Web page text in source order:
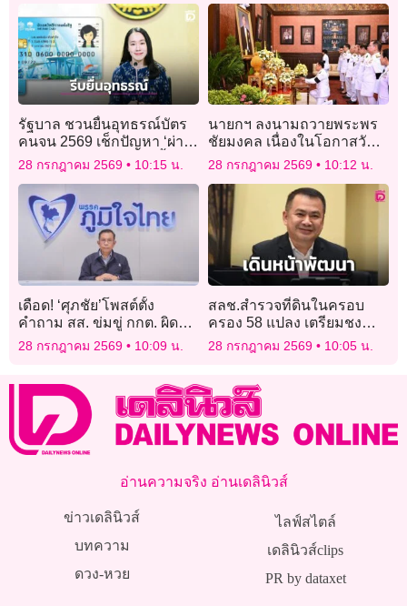
รัฐบาล ชวนยื่นอุทธรณ์บัตร
คนจน 2569 เช็กปัญหา ‘ผ่าน-
ไม่ผ่าน’ รับสิทธิ 1 ต.ค.นี้
28 กรกฎาคม 2569 10:15 น.
นายกฯ ลงนามถวายพระพร
ชัยมงคล เนื่องในโอกาสวัน
เฉลิมพระชนมพรรษา
พระบาทสมเด็จพระเจ้าอยู่หัว
28 กรกฎาคม 2569 10:12 น.
เดือด! ‘ศุภชัย’โพสต์ตั้ง
คำถาม สส. ข่มขู่ กกต. ผิด
จริยธรรมของผู้ดำรงตำแหน่ง
ทางการเมืองหรือไม่
28 กรกฎาคม 2569 10:09 น.
สลช.สำรวจที่ดินในครอบ
ครอง 58 แปลง เตรียมชง
บอร์ดบริหารลูกเสือเดินหน้า
พัฒนาเต็มสูบ
28 กรกฎาคม 2569 10:05 น.
อ่านความจริง อ่านเดลินิวส์
ข่าวเดลินิวส์
บทความ
ดวง-หวย
ไลฟ์สไตล์
เดลินิวส์clips
PR by dataxet